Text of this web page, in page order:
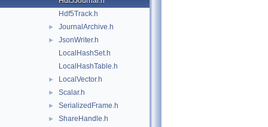
Hdf5Track.h
► JournalArchive.h
►
JsonWriter.h
LocalHashSet.h
LocalHashTable.h
► LocalVector.h
► Scalar.h
► SerializedFrame.h
► ShareHandle.h